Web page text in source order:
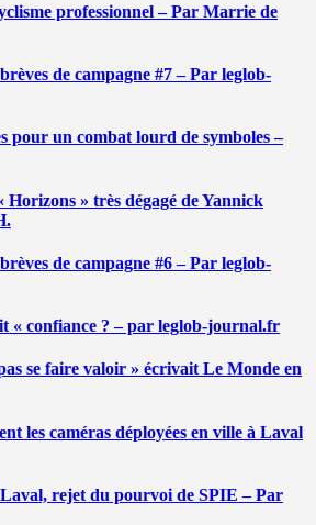
professionnel – Par Marrie de
de campagne #7 – Par leglob-
pour un combat lourd de symboles –
Horizons » très dégagé de Yannick
de campagne #6 – Par leglob-
« confiance ? – par leglob-journal.fr
se faire valoir » écrivait Le Monde en
les caméras déployées en ville à Laval
Laval, rejet du pourvoi de SPIE – Par